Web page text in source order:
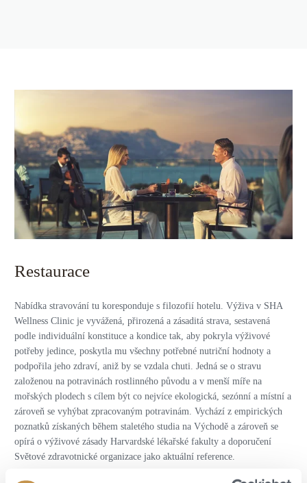
Restaurace
Nabídka stravování tu koresponduje s filozofií hotelu. Výživa v SHA
Wellness Clinic je vyvážená, přirozená a zásaditá strava, sestavená
podle individuální konstituce a kondice tak, aby pokryla výživové
potřeby jedince, poskytla mu všechny potřebné nutriční hodnoty a
podpořila jeho zdraví, aniž by se vzdala chuti. Jedná se o stravu
založenou na potravinách rostlinného původu a v menší míře na
mořských plodech s cílem být co nejvíce ekologická, sezónní a místní a
zároveň se vyhýbat zpracovaným potravinám. Vychází z empirických
poznatků získaných během staletého studia na Východě a zároveň se
opírá o výživové zásady Harvardské lékařské fakulty a doporučení
Světové zdravotnické organizace jako aktuální reference.